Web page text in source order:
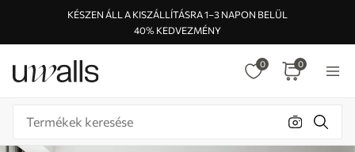
KÉSZEN ÁLL A KISZÁLLÍTÁSRA 1–3 NAPON BELÜL
40% KEDVEZMÉNY
0 0